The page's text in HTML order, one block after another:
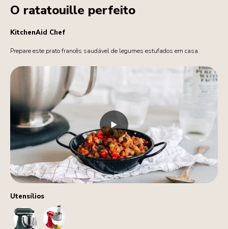
Utensílios
StandMixerFoodProcessorAttachment
O ratatouille perfeito
KitchenAid Chef
Prepare este prato francês saudável de legumes estufados em casa.